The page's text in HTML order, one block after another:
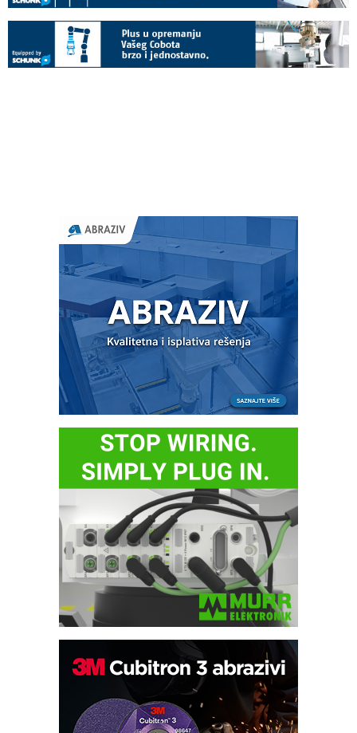
Bezbednost na prvom mestu!
IB BLUMENAUER - više od 40 godina
poverenja u industriji
RMQ-TITAN ADVANCED INDICATOR